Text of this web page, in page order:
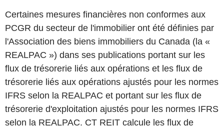
Certaines mesures financières non conformes aux
PCGR du secteur de l'immobilier ont été définies par
l'Association des biens immobiliers du Canada (la «
REALPAC ») dans ses publications portant sur les
flux de trésorerie liés aux opérations et les flux de
trésorerie liés aux opérations ajustés pour les normes
IFRS selon la REALPAC et portant sur les flux de
trésorerie d'exploitation ajustés pour les normes IFRS
selon la REALPAC. CT REIT calcule les flux de